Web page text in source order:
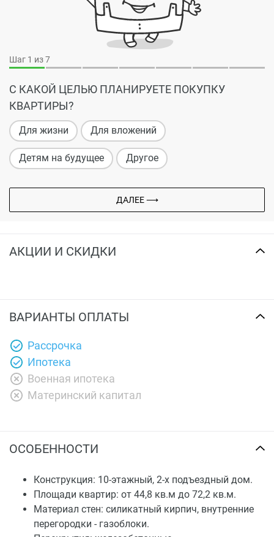
Шаг 1 из 7
С КАКОЙ ЦЕЛЬЮ ПЛАНИРУЕТЕ ПОКУПКУ
КВАРТИРЫ?
Для жизни Для вложений
Детям на будущее Другое
ДАЛЕЕ ⟶
АКЦИИ И СКИДКИ
ВАРИАНТЫ ОПЛАТЫ
Рассрочка
Ипотека
Военная ипотека
Материнский капитал
ОСОБЕННОСТИ
Конструкция: 10-этажный, 2-х подъездный дом.
Площади квартир: от 44,8 кв.м до 72,2 кв.м.
Материал стен: силикатный кирпич, внутренние
перегородки - газоблоки.